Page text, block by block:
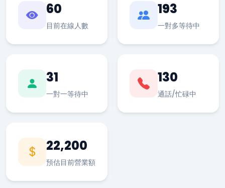
60
目前在線人數
193
一對多等待中
31
一對一等待中
130
通話/忙碌中
22,200
預估目前營業額